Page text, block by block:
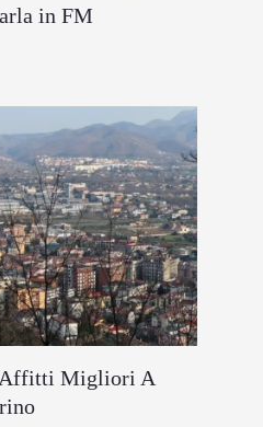
in FM
Affitti Migliori A